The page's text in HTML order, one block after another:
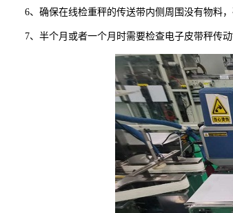
6、确保在线检重秤的传送带内侧周围没有物料
7、半个月或者一个月时需要检查电子皮带秤传